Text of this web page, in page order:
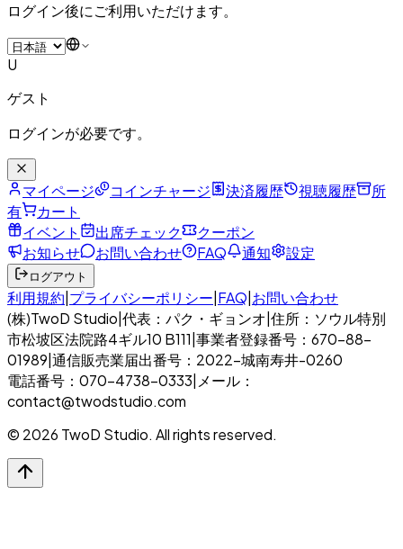
ログイン後にご利用いただけます。
U
ゲスト
ログインが必要です。
マイページ コインチャージ 決済履歴 視聴履歴
所
有
カート
イベント
出席チェック
クーポン
お知らせ
お問い合わせ FAQ 通知 設定
ログアウト
利用規約 プライバシーポリシー FAQ お問い合わせ
(株)TwoD Studio 代表：パク・ギョンオ 住所：ソウル特別
市松坡区法院路4ギル10 B111 事業者登録番号：670-88-
01989 通信販売業届出番号：2022-城南寿井-0260
電話番号：070-4738-0333 メール：
contact@twodstudio.com
© 2026 TwoD Studio. All rights reserved.